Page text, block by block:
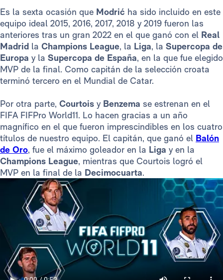
Es la sexta ocasión que Modrić ha sido incluido en este
equipo ideal 2015, 2016, 2017, 2018 y 2019 fueron las
anteriores tras un gran 2022 en el que ganó con el Real
Madrid la Champions League, la Liga, la Supercopa de
Europa y la Supercopa de España, en la que fue elegido
MVP de la final. Como capitán de la selección croata
terminó tercero en el Mundial de Catar.
Por otra parte, Courtois y Benzema se estrenan en el
FIFA FIFPro World11. Lo hacen gracias a un año
magnífico en el que fueron imprescindibles en los cuatro
títulos de nuestro equipo. El capitán, que ganó el Balón
de Oro, fue el máximo goleador en la Liga y en la
Champions League, mientras que Courtois logró el
MVP en la final de la Decimocuarta.